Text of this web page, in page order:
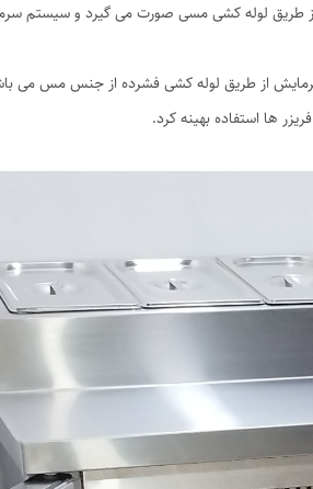
از طریق لوله کشی مسی صورت می گیرد و سیستم
سرمایش از طریق لوله کشی فشرده از جنس مس می
ها استفاده بهینه کرد.